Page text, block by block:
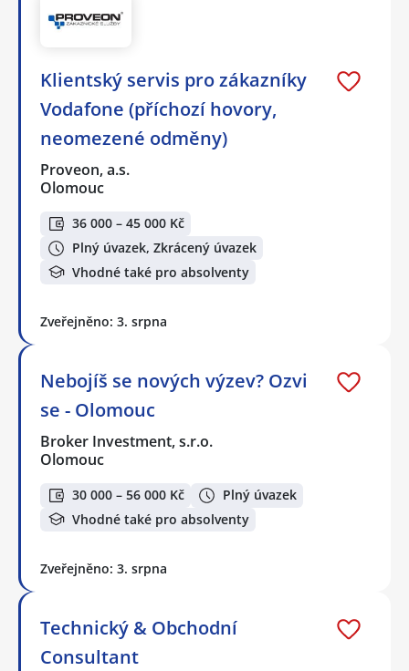
Klientský servis pro zákazníky
Vodafone (příchozí hovory,
neomezené odměny)
Proveon, a.s.
Olomouc
36 000 – 45 000 Kč
Plný úvazek, Zkrácený úvazek
Vhodné také pro absolventy
Zveřejněno: 3. srpna
Nebojíš se nových výzev? Ozvi
se - Olomouc
Broker Investment, s.r.o.
Olomouc
30 000 – 56 000 Kč
Plný úvazek
Vhodné také pro absolventy
Zveřejněno: 3. srpna
Technický & Obchodní
Consultant